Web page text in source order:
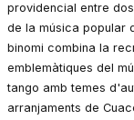
providencial entre
de la música popular
binomi combina la
emblemàtiques del
tango amb temes
arranjaments de